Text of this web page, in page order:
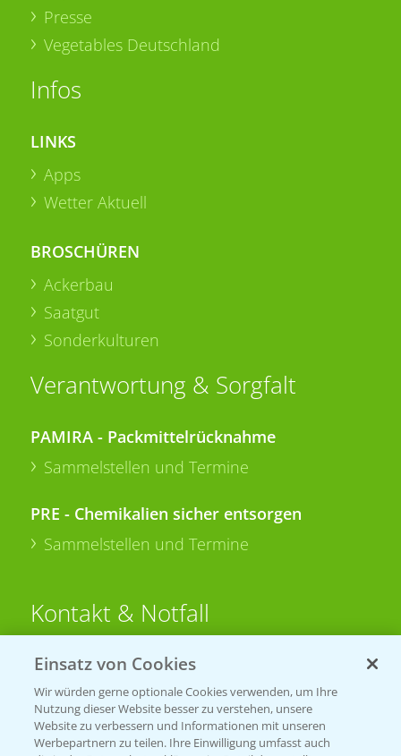
Presse
Vegetables Deutschland
Infos
LINKS
Apps
Wetter Aktuell
BROSCHÜREN
Ackerbau
Saatgut
Sonderkulturen
Verantwortung & Sorgfalt
PAMIRA - Packmittelrücknahme
Sammelstellen und Termine
PRE - Chemikalien sicher entsorgen
Sammelstellen und Termine
Kontakt & Notfall
Beratung auf WhatsApp
T.+49 (0)174 346 564 1
KONTAKT
Einsatz von Cookies
Wir würden gerne optionale Cookies verwenden, um Ihre
Nutzung dieser Website besser zu verstehen, unsere
Website zu verbessern und Informationen mit unseren
Werbepartnern zu teilen. Ihre Einwilligung umfasst auch